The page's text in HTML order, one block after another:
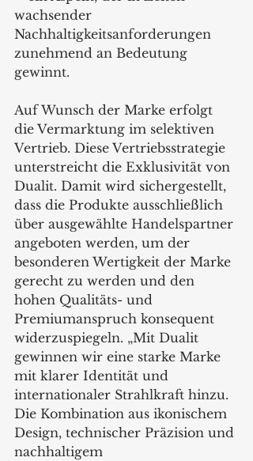
wachsender
Nachhaltigkeitsanforderungen
zunehmend an Bedeutung
gewinnt.
Auf Wunsch der Marke erfolgt
die Vermarktung im selektiven
Vertrieb. Diese Vertriebsstrategie
unterstreicht die Exklusivität von
Dualit. Damit wird sichergestellt,
dass die Produkte ausschließlich
über ausgewählte Handelspartner
angeboten werden, um der
besonderen Wertigkeit der Marke
gerecht zu werden und den
hohen Qualitäts- und
Premiumanspruch konsequent
widerzuspiegeln. „Mit Dualit
gewinnen wir eine starke Marke
mit klarer Identität und
internationaler Strahlkraft hinzu.
Die Kombination aus ikonischem
Design, technischer Präzision und
nachhaltigem